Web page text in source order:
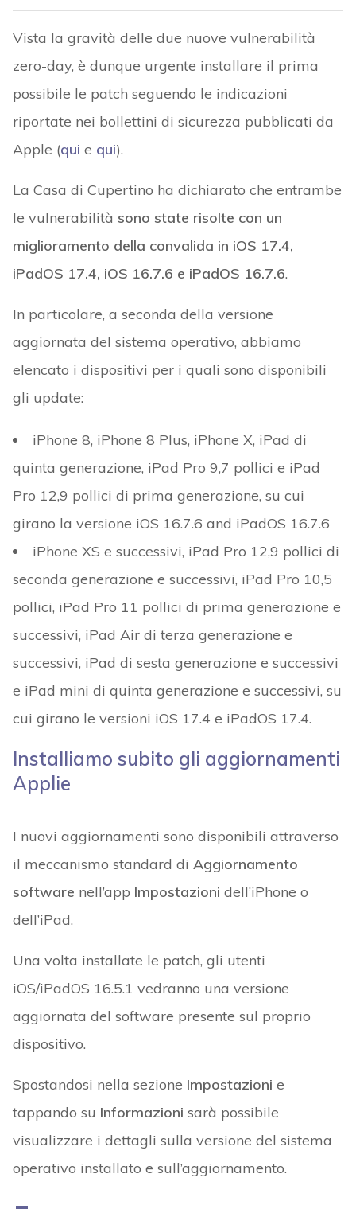
Vista la gravità delle due nuove vulnerabilità
zero-day, è dunque urgente installare il prima
possibile le patch seguendo le indicazioni
riportate nei bollettini di sicurezza pubblicati da
Apple (qui e qui).
La Casa di Cupertino ha dichiarato che entrambe
le vulnerabilità sono state risolte con un
miglioramento della convalida in iOS 17.4,
iPadOS 17.4, iOS 16.7.6 e iPadOS 16.7.6.
In particolare, a seconda della versione
aggiornata del sistema operativo, abbiamo
elencato i dispositivi per i quali sono disponibili
gli update:
iPhone 8, iPhone 8 Plus, iPhone X, iPad di
quinta generazione, iPad Pro 9,7 pollici e iPad
Pro 12,9 pollici di prima generazione, su cui
girano la versione iOS 16.7.6 and iPadOS 16.7.6
iPhone XS e successivi, iPad Pro 12,9 pollici di
seconda generazione e successivi, iPad Pro 10,5
pollici, iPad Pro 11 pollici di prima generazione e
successivi, iPad Air di terza generazione e
successivi, iPad di sesta generazione e successivi
e iPad mini di quinta generazione e successivi, su
cui girano le versioni iOS 17.4 e iPadOS 17.4.
Installiamo subito gli aggiornamenti
Applie
I nuovi aggiornamenti sono disponibili attraverso
il meccanismo standard di Aggiornamento
software nell’app Impostazioni dell’iPhone o
dell’iPad.
Una volta installate le patch, gli utenti
iOS/iPadOS 16.5.1 vedranno una versione
aggiornata del software presente sul proprio
dispositivo.
Spostandosi nella sezione Impostazioni e
tappando su Informazioni sarà possibile
visualizzare i dettagli sulla versione del sistema
operativo installato e sull’aggiornamento.